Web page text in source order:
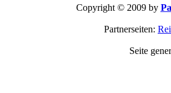
Copyright © 2009 by
Partnerseiten:
Seite